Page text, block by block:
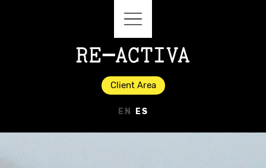
Client Area
EN ES